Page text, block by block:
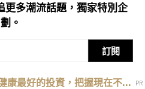
更多潮流話題，獨家特別企
劃。
訂閱
康最好的投資，把握現在不嫌